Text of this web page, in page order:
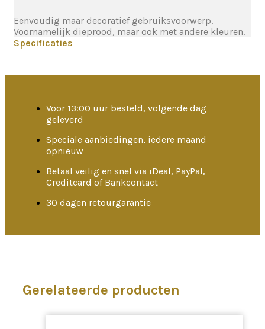
Eenvoudig maar decoratief gebruiksvoorwerp.
Voornamelijk dieprood, maar ook met andere kleuren.
Specificaties
Voor 13:00 uur besteld, volgende dag
geleverd
Speciale aanbiedingen, iedere maand
opnieuw
Betaal veilig en snel via iDeal, PayPal,
Creditcard of Bankcontact
30 dagen retourgarantie
Gerelateerde producten